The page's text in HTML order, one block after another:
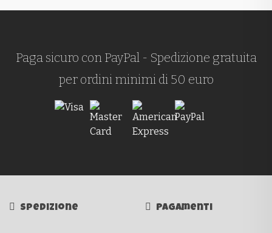
Paga sicuro con PayPal - Spedizione gratuita
per ordini minimi di 50 euro
Spedizione Pagamenti